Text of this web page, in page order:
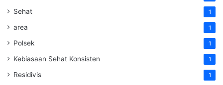
Sehat 1
area 1
Polsek 1
Kebiasaan Sehat Konsisten 1
Residivis 1